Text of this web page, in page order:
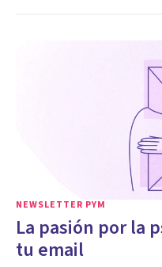
NEWSLETTER PYM
La pasión por la
tu email